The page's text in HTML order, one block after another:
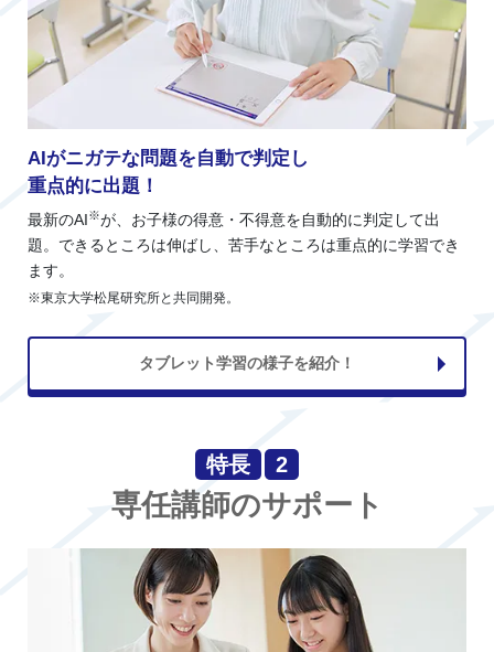
AIがニガテな問題を自動で判定し
重点的に出題！
最新のAI※が、お子様の得意・不得意を自動的に判定して出
題。できるところは伸ばし、苦手なところは重点的に学習でき
ます。
※東京大学松尾研究所と共同開発。
タブレット学習の様子を紹介！
特長 2
専任講師のサポート